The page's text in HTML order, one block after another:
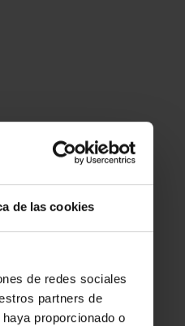
de las cookies
de redes sociales
partners de
proporcionado o